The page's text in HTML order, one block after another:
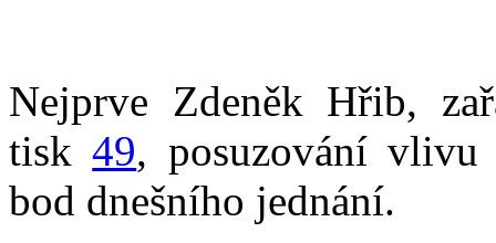
Nejprve Zdeněk Hřib,
tisk49, posuzování
bod dnešního jednání.